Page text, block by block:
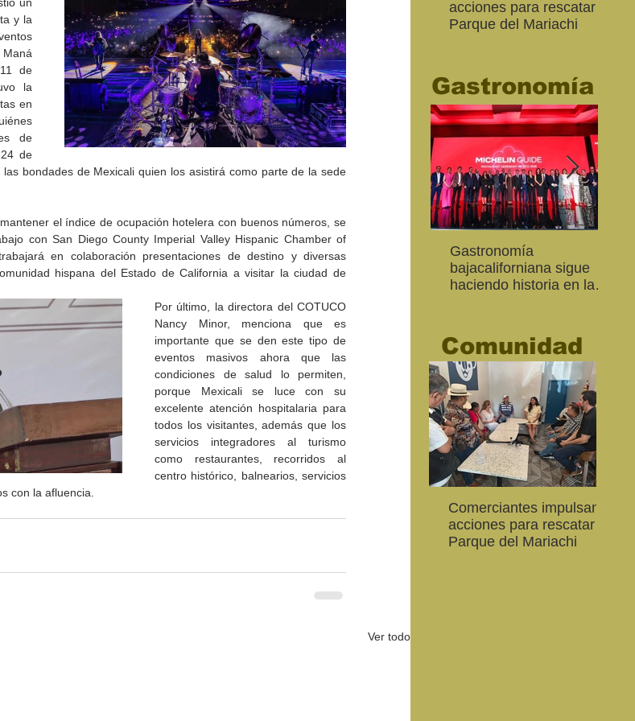
y la
de
la
en
de
de
bondades de Mexicali quien los asistirá como parte de la sede
el índice de ocupación hotelera con buenos números, se
con San Diego County Imperial Valley Hispanic Chamber of
en colaboración presentaciones de destino y diversas
hispana del Estado de California a visitar la ciudad de
Por último, la directora del COTUCO
Nancy Minor, menciona que es
importante que se den este tipo de
eventos masivos ahora que las
condiciones de salud lo permiten,
porque Mexicali se luce con su
excelente atención hospitalaria para
todos los visitantes, además que los
servicios integradores al turismo
como restaurantes, recorridos al
centro histórico, balnearios, servicios
con la afluencia.
Ver todo
la edición
Feria de Arte
Presenta Heras 'Una de
tantas'
Inaugura SC la colectiva
Expresión Plástica
"Función Velorio" llegará
al Teatro Universitario
como cierre del Taller de
de Baja
Cristina Rivera Garza
CEART Mexicali, oferta
Convocan a niños, niñas
y jóvenes a crear la
conservación de la
acciones para rescatar el
Parque del Mariachi
Comerciantes impulsan
acciones para rescatar el
Parque del Mariachi
Comunidad
Gastronomía
bajacaliforniana sigue
haciendo historia en la
Gastronomía